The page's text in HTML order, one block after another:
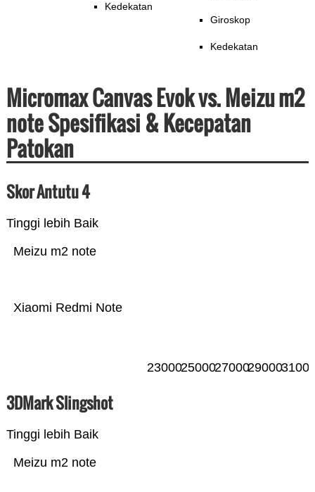
Kedekatan
Giroskop
Kedekatan
Micromax Canvas Evok vs. Meizu m2
note Spesifikasi & Kecepatan
Patokan
Skor Antutu 4
Tinggi lebih Baik
Xiaomi Redmi Note
Meizu m2 note
23000250002700029000
3DMark Slingshot
Tinggi lebih Baik
Meizu m2 note